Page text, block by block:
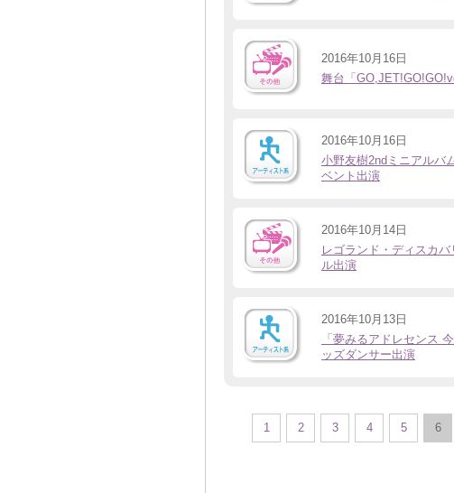
2016年10月16日
舞台「
2016年10月16日
小野友樹2ndミニアルバ
ベント出演
2016年10月14日
レゴランド・ディスカ
ル出演
2016年10月13日
「夢みるアドレセンス
ッズダンサー出演
1 2 3 4 5 6